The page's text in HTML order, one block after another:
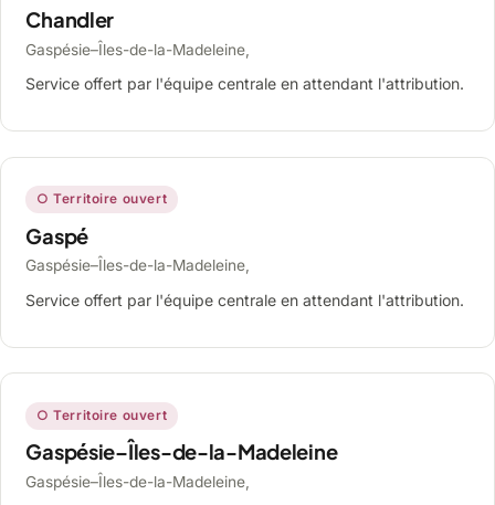
Chandler
Gaspésie–Îles-de-la-Madeleine,
Service offert par l'équipe centrale en attendant l'attribution.
○ Territoire ouvert
Gaspé
Gaspésie–Îles-de-la-Madeleine,
Service offert par l'équipe centrale en attendant l'attribution.
○ Territoire ouvert
Gaspésie–Îles-de-la-Madeleine
Gaspésie–Îles-de-la-Madeleine,